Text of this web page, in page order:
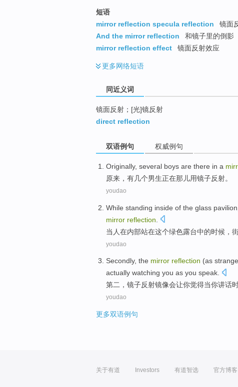
短语
mirror reflection specula reflection
镜面
And the mirror reflection
和镜子里的倒影
mirror reflection effect
镜面反射效应
更多网络短语
同近义词
镜面反射；[光]镜反射
direct reflection
双语例句 权威例句
Originally, several boys are there in a
原来 ， 有几个男生正在那儿用镜子反射。
youdao
While standing inside of the glass pavilion
mirror reflection
当 人在内部站在这个绿色露台中的时候，
youdao
Secondly, the mirror reflection (as
actually watching you as you speak.
第二 ， 镜子反射镜像会让你觉得当你讲话
youdao
更多双语例句
关于有道 Investors 有道智选 官方博客